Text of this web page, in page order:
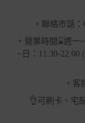
。聯絡市話：
。營業時間⌛週一
~日：11:30-22:00
。客
👌可刷卡、宅